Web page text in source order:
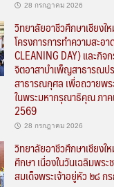
28 กรกฎาคม 2026
วิทยาลัยอาชีวศึกษาเชียงใ
โครงการการทำความสะอ
CLEANING DAY) และกิ
จิตอาสาบำเพ็ญสาธารณป
สาธารณกุศล เพื่อถวายพ
ในพระมหากรุณาธิคุณ ภา
2569
28 กรกฎาคม 2026
วิทยาลัยอาชีวศึกษาเชียง
ศึกษา เนื่องในวันเฉลิมพร
สมเด็จพระเจ้าอยู่หัว ๒๘ ก